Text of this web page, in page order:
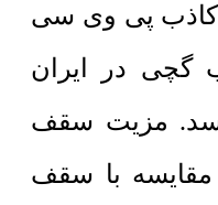
کاذب پی وی سی
گچی در ایران
مزیت سقف
با سقف